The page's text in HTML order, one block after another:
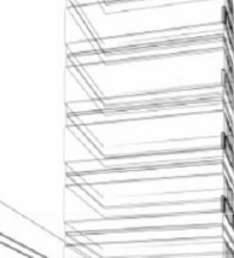
380